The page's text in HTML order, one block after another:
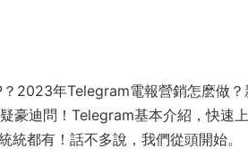
2023年Telegram電報營銷怎麽做
豪迪問！Telegram基本介紹，快速
都有！話不多說，我們從頭開始。